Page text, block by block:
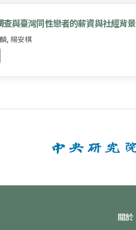
查與臺灣同性戀者的薪資與社經背景
, 楊安棋
關於